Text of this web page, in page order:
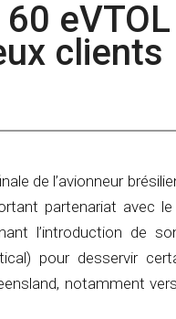
eVTOL
clients
de l’avionneur
partenariat avec
l’introduction de
pour desservir
notamment